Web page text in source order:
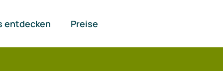
entdecken Preise